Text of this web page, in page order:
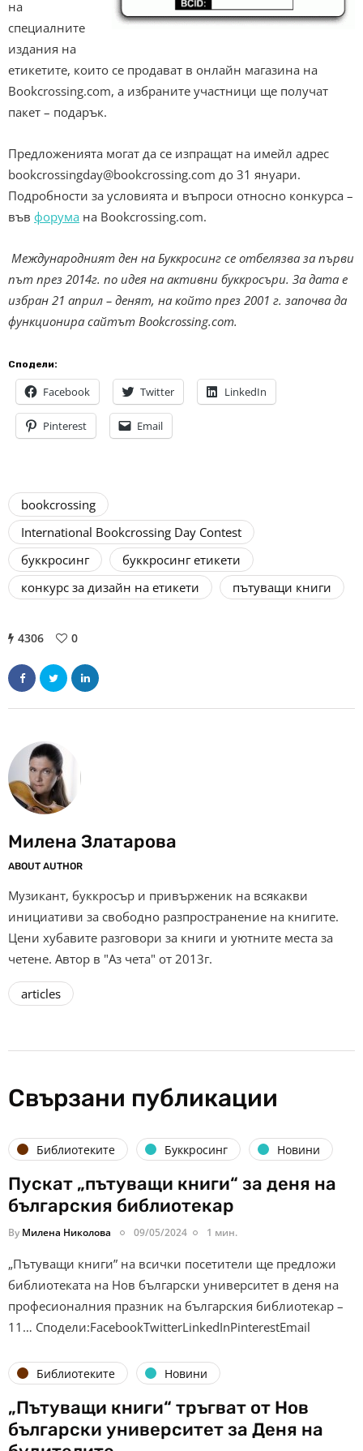
на
специалните
издания на
етикетите, които се продават в онлайн магазина на
Bookcrossing.com, а избраните участници ще получат
пакет – подарък.
Предложенията могат да се изпращат на имейл адрес
bookcrossingday@bookcrossing.com до 31 януари.
Подробности за условията и въпроси относно конкурса –
във форума на Bookcrossing.com.
Международният ден на Буккросинг се отбелязва за първи
път през 2014г. по идея на активни буккросъри. За дата е
избран 21 април – денят, на който през 2001 г. започва да
функционира сайтът Bookcrossing.com.
Сподели:
Facebook Twitter LinkedIn
Pinterest Email
bookcrossing
International Bookcrossing Day Contest
буккросинг
буккросинг етикети
конкурс за дизайн на етикети
пътуващи книги
4306 0
Милена Златарова
ABOUT AUTHOR
Музикант, буккросър и привърженик на всякакви
инициативи за свободно разпространение на книгите.
Цени хубавите разговори за книги и уютните места за
четене. Автор в "Аз чета" от 2013г.
articles
Свързани публикации
Библиотеките Буккросинг Новини
Пускат „пътуващи книги“ за деня на
българския библиотекар
By Милена Николова 09/05/2024 1 мин.
„Пътуващи книги” на всички посетители ще предложи
библиотеката на Нов български университет в деня на
професионалния празник на българския библиотекар –
11… Сподели:FacebookTwitterLinkedInPinterestEmail
Библиотеките Новини
„Пътуващи книги“ тръгват от Нов
български университет за Деня на